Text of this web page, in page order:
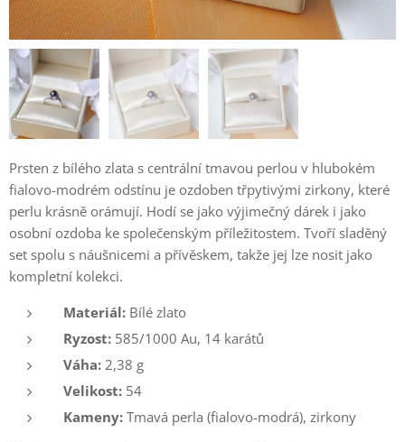
Prsten z bílého zlata s centrální tmavou perlou v hlubokém
fialovo-modrém odstínu je ozdoben třpytivými zirkony, které
perlu krásně orámují. Hodí se jako výjimečný dárek i jako
osobní ozdoba ke společenským příležitostem. Tvoří sladěný
set spolu s náušnicemi a přívěskem, takže jej lze nosit jako
kompletní kolekci.
Materiál: Bílé zlato
Ryzost: 585/1000 Au, 14 karátů
Váha: 2,38 g
Velikost: 54
Kameny: Tmavá perla (fialovo-modrá), zirkony